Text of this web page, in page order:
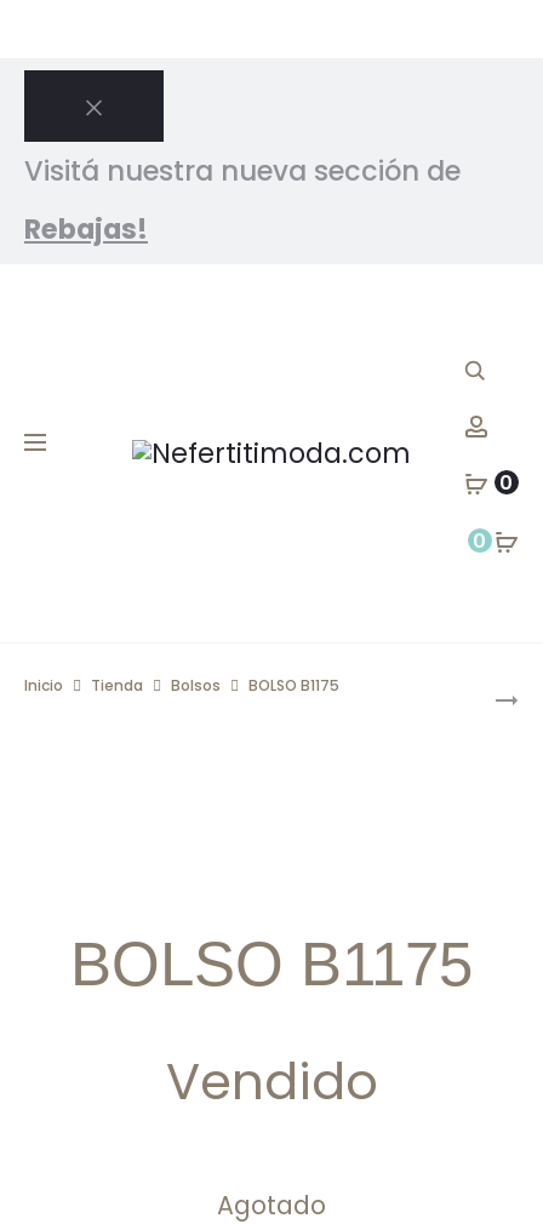
Close
Visitá nuestra nueva sección de
Rebajas!
0
0
Inicio Tienda Bolsos BOLSO B1175
BOLSO B1175
Vendido
Agotado